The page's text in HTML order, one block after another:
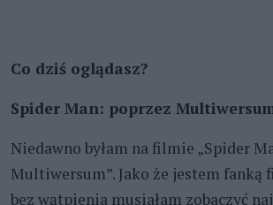
Co dziś oglądasz?
Spider Man: poprzez
Niedawno byłam na filmie „Spider
Multiwersum”. Jako że jestem fanką
bez wątpienia musiałam zobaczyć